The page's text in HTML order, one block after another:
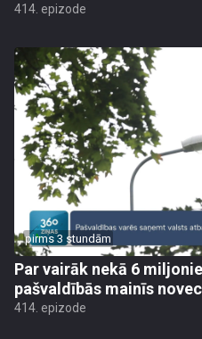
414. epizode
pirms 3 stundām
Par vairāk nekā 6
pašvaldībās mainīs
414. epizode